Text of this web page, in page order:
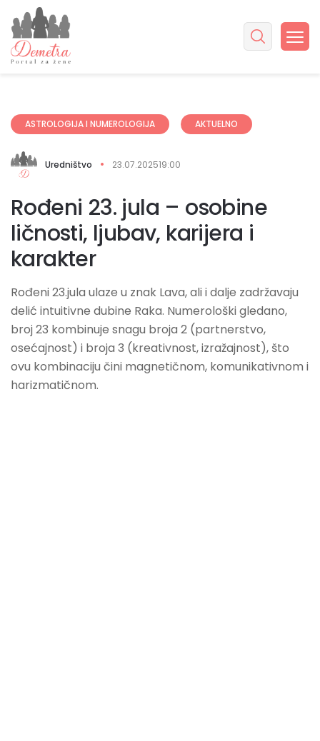
ASTROLOGIJA I NUMEROLOGIJA AKTUELNO
Uredništvo 23.07.202519:00
Rođeni 23. jula – osobine
ličnosti, ljubav, karijera i
karakter
Rođeni 23.jula ulaze u znak Lava, ali i dalje zadržavaju
delić intuitivne dubine Raka. Numerološki gledano,
broj 23 kombinuje snagu broja 2 (partnerstvo,
osećajnost) i broja 3 (kreativnost, izražajnost), što
ovu kombinaciju čini magnetičnom, komunikativnom i
harizmatičnom.